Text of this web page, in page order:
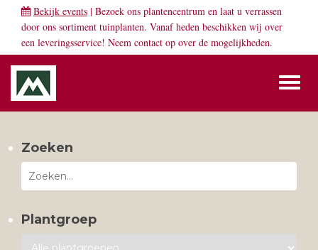
Bekijk events | Bezoek ons plantencentrum en laat u verrassen
door ons sortiment tuinplanten. Vanaf heden beschikken wij over
een leveringsservice! Neem contact op over de mogelijkheden.
Zoeken
Plantgroep